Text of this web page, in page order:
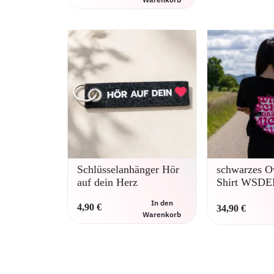
Schlüsselanhänger Hör
auf dein Herz
4,90 €
In den
Warenkorb
schwarzes
Shirt
34,90 €